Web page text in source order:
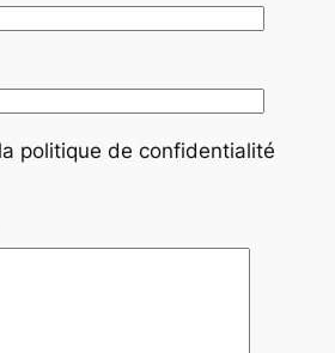
politique de confidentialité